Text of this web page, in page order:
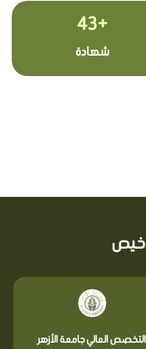
+43
شهادة
التخصص العالي جامعة الأزهر